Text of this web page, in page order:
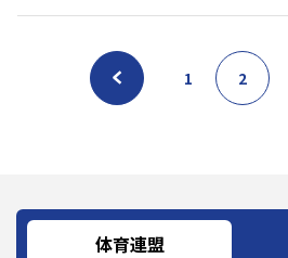
1 2
体育連盟